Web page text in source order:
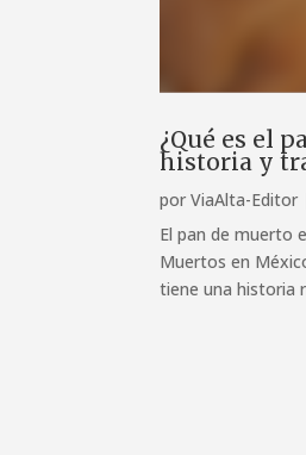
¿Qué es el
historia y
porViaAlta-Editor
El pan de muerto
Muertos en
tiene una historia